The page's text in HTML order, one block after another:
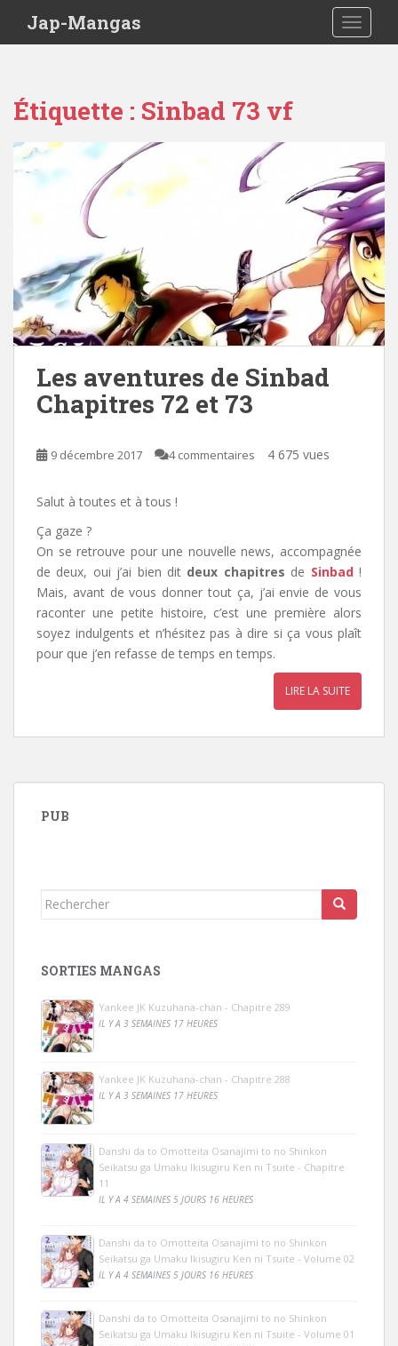
Jap-Mangas
Étiquette : Sinbad 73 vf
Les aventures de Sinbad
Chapitres 72 et 73
9 décembre 2017 4 commentaires 4 675 vues
Salut à toutes et à tous !
Ça gaze ?
On se retrouve pour une nouvelle news, accompagnée
de deux, oui j’ai bien dit deux chapitres de Sinbad!
Mais, avant de vous donner tout ça, j’ai envie de vous
raconter une petite histoire, c’est une première alors
soyez indulgents et n’hésitez pas à dire si ça vous plaît
pour que j’en refasse de temps en temps.
LIRE LA SUITE
PUB
Rechercher...
SORTIES MANGAS
Yankee JK Kuzuhana-chan - Chapitre 289
IL Y A 3 SEMAINES 17 HEURES
Yankee JK Kuzuhana-chan - Chapitre 288
IL Y A 3 SEMAINES 17 HEURES
Danshi da to Omotteita Osanajimi to no Shinkon
Seikatsu ga Umaku Ikisugiru Ken ni Tsuite - Chapitre
11
IL Y A 4 SEMAINES 5 JOURS 16 HEURES
Danshi da to Omotteita Osanajimi to no Shinkon
Seikatsu ga Umaku Ikisugiru Ken ni Tsuite - Volume 02
IL Y A 4 SEMAINES 5 JOURS 16 HEURES
Danshi da to Omotteita Osanajimi to no Shinkon
Seikatsu ga Umaku Ikisugiru Ken ni Tsuite - Volume 01